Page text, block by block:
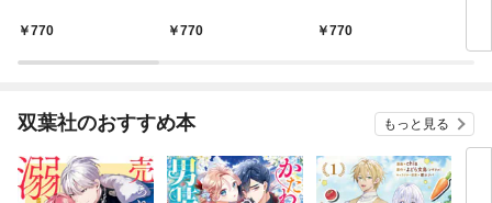
770 770 770
双葉社のおすすめ本 もっと見る